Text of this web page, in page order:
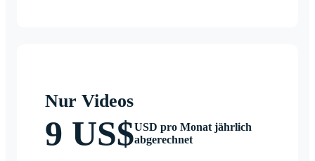
Nur Videos
9 US$USD pro Monat jährlich
abgerechnet